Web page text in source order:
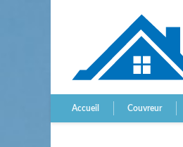
Accueil Couvreur